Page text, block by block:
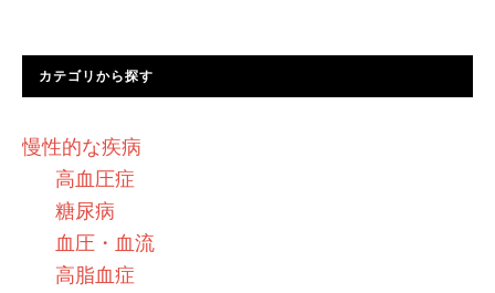
カテゴリから探す
慢性的な疾病
高血圧症
糖尿病
血圧・血流
高脂血症